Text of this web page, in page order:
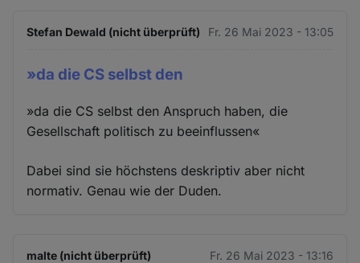
Stefan Dewald (nicht überprüft) Fr. 26 Mai 2023 - 13:05
»da die CS selbst den
»da die CS selbst den Anspruch haben, die
Gesellschaft politisch zu beeinflussen«
Dabei sind sie höchstens deskriptiv aber nicht
normativ. Genau wie der Duden.
malte (nicht überprüft) Fr. 26 Mai 2023 - 13:16